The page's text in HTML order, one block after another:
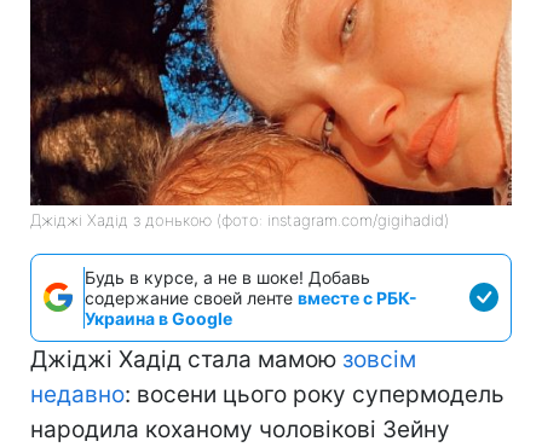
Джіджі Хадід з донькою (фото: instagram.com/gigihadid)
Будь в курсе, а не в шоке! Добавь
содержание своей ленте вместе с РБК-
Украина в Google
Джіджі Хадід стала мамою зовсім
недавно: восени цього року супермодель
народила коханому чоловікові Зейну